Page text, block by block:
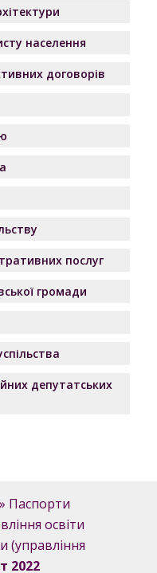
населення
договорів
послуг
громади
депутатських
» Паспорти
освіти
(управління
2022